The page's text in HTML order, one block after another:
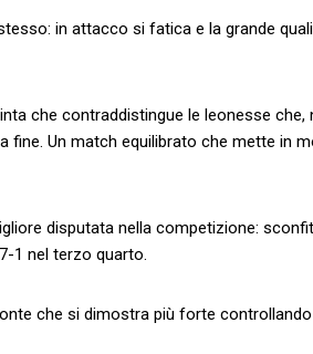
in attacco si fatica e la grande
che contraddistingue le leonesse
Un match equilibrato che mette in
disputata nella competizione:
1 nel terzo quarto.
che si dimostra più forte